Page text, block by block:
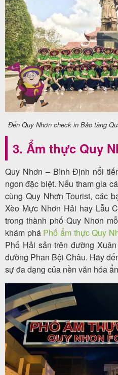
Đến Quy Nhơn check in Bảo tàng
3. Ẩm thực Quy
Quy Nhơn – Bình Định nổi
ngon đặc biệt. Nếu tham gia
cùng Quy Nhơn Tourist, các
Xèo Mực Nhơn Hải hay Lẫu
trong thành phố Quy Nhơn
khám phá Phố ẩm thực Quy
Phố Hải sản trên đường
đường Phan Bội Châu. Hãy
sự đa dạng của nền văn hóa